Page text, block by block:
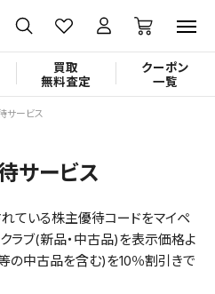
買取
無料査定
クーポン
一覧
サービス
サービス
ている株主優待コードをマイペ
ラブ(新品・中古品)を表示価格よ
の中古品を含む)を10％割引きで